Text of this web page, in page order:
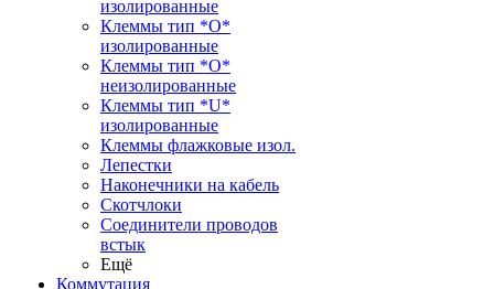
изолированные
Клеммы тип *O*
изолированные
Клеммы тип *O*
неизолированные
Клеммы тип *U*
изолированные
Клеммы флажковые изол.
Лепестки
Наконечники на кабель
Скотчлоки
Соединители проводов
встык
Ещё
Коммутация